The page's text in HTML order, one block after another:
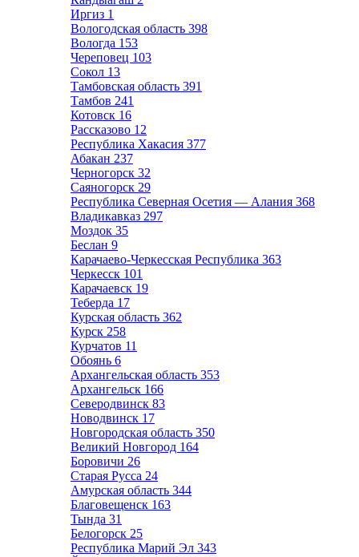
Иргиз 1
Вологодская область 398
Вологда 153
Череповец 103
Сокол 13
Тамбовская область 391
Тамбов 241
Котовск 16
Рассказово 12
Республика Хакасия 377
Абакан 237
Черногорск 32
Саяногорск 29
Республика Северная Осетия — Алания 368
Владикавказ 297
Моздок 35
Беслан 9
Карачаево-Черкесская Республика 363
Черкесск 101
Карачаевск 19
Теберда 17
Курская область 362
Курск 258
Курчатов 11
Обоянь 6
Архангельская область 353
Архангельск 166
Северодвинск 83
Новодвинск 17
Новгородская область 350
Великий Новгород 164
Боровичи 26
Старая Русса 24
Амурская область 344
Благовещенск 163
Тында 31
Белогорск 25
Республика Марий Эл 343